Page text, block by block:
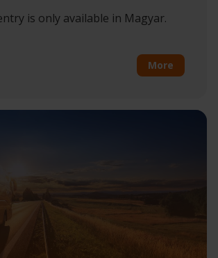
is only available in Magyar.
More